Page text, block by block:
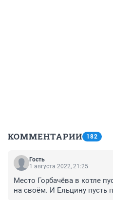
КОММЕНТАРИИ 182
Гость
1 августа 2022, 21:25
Место Горбачёва в котле
на своём. И Ельцину пусть